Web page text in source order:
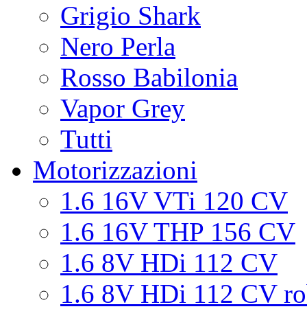
Grigio Shark
Nero Perla
Rosso Babilonia
Vapor Grey
Tutti
Motorizzazioni
1.6 16V VTi 120 CV
1.6 16V THP 156 CV
1.6 8V HDi 112 CV
1.6 8V HDi 112 CV